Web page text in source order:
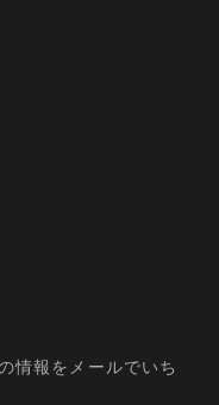
情報をメールでいち